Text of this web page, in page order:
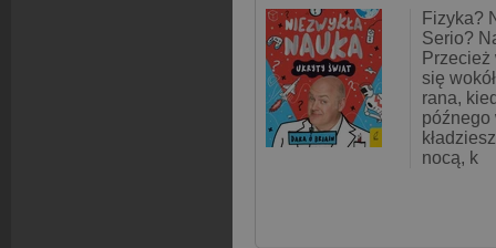
Fizyka?
Serio?
się
rana,
późnego
nocą, k